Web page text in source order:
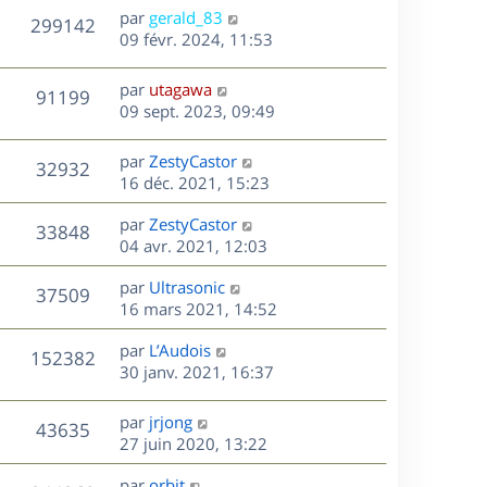
e
s
n
i
r
m
e
s
s
a
g
e
299142V
u
s
D
e
i
e
r
m
e
s
a
e
par gerald_83
09 févr. 2024, 11:53
91199V
u
e
D
e
i
e
r
m
e
s
s
a
g
e
par utagawa
09 sept. 2023, 09:49
32932V
u
e
s
D
e
r
n
i
e
r
m
e
s
s
a
g
e
par ZestyCastor
16 déc. 2021, 15:23
33848V
u
s
D
e
r
n
i
e
r
m
e
s
s
a
par ZestyCastor
04 avr. 2021, 12:03
37509V
u
e
D
e
r
n
i
r
m
e
s
par Ultrasonic
16 mars 2021, 14:52
152382V
u
D
e
i
e
r
par L’Audois
30 janv. 2021, 16:37
43635V
u
D
e
r
par jrjong
27 juin 2020, 13:22